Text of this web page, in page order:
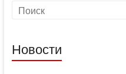
Новости